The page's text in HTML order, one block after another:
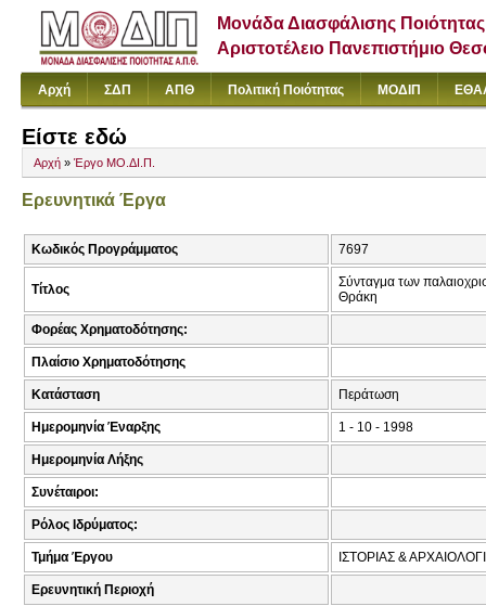
Μονάδα Διασφάλισης Ποιότητας
Αριστοτέλειο Πανεπιστήμιο
Αρχή ΣΔΠ ΑΠΘ Πολιτική Ποιότητας ΜΟΔΙΠ
Είστε εδώ
Αρχή » Έργο ΜΟ.ΔΙ.Π.
Ερευνητικά Έργα
Κωδικός Προγράμματος 7697
Τίτλος
Σύνταγμα των
Θράκη
Φορέας Χρηματοδότησης:
Πλαίσιο Χρηματοδότησης
Κατάσταση Περάτωση
Ημερομηνία Έναρξης 1 - 10 - 1998
Ημερομηνία Λήξης
Συνέταιροι:
Ρόλος Ιδρύματος:
Τμήμα Έργου ΙΣΤΟΡΙΑΣ &
Ερευνητική Περιοχή